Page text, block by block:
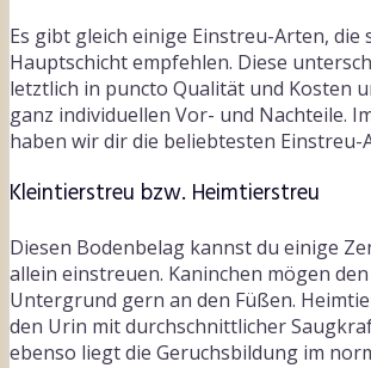
Es gibt gleich einige Einstreu-Arten, die
Hauptschicht empfehlen. Diese
letztlich in puncto Qualität und Kosten
ganz individuellen Vor- und Nachteile.
haben wir dir die beliebtesten
Kleintierstreu bzw. Heimtierstreu
Diesen Bodenbelag kannst du einige
allein einstreuen. Kaninchen mögen
Untergrund gern an den Füßen.
den Urin mit durchschnittlicher
ebenso liegt die Geruchsbildung im